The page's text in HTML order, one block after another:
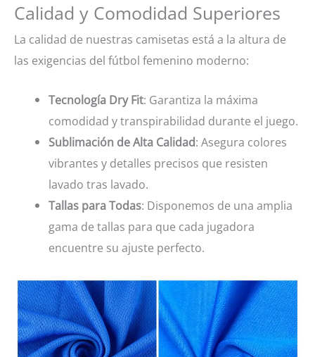
Calidad y Comodidad Superiores
La calidad de nuestras camisetas está a la altura de
las exigencias del fútbol femenino moderno:
Tecnología Dry Fit: Garantiza la máxima
comodidad y transpirabilidad durante el juego.
Sublimación de Alta Calidad: Asegura colores
vibrantes y detalles precisos que resisten
lavado tras lavado.
Tallas para Todas: Disponemos de una amplia
gama de tallas para que cada jugadora
encuentre su ajuste perfecto.